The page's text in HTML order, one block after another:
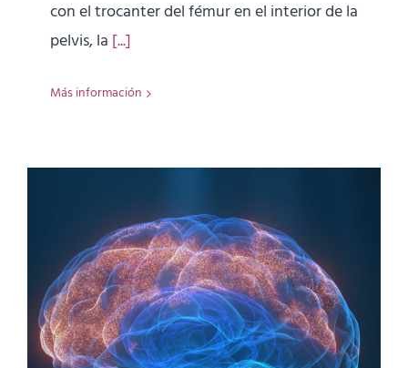
con el trocanter del fémur en el interior de la
pelvis, la [...]
Más información